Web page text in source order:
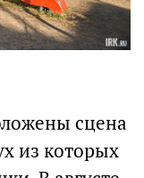
сцена
из которых